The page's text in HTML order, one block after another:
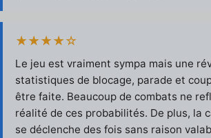
★★★★☆
Le jeu est vraiment sympa mais une
statistiques de blocage, parade et
être faite. Beaucoup de combats ne
réalité de ces probabilités. De plus, la
se déclenche des fois sans raison